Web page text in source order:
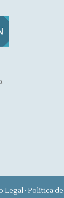
Legal · Política